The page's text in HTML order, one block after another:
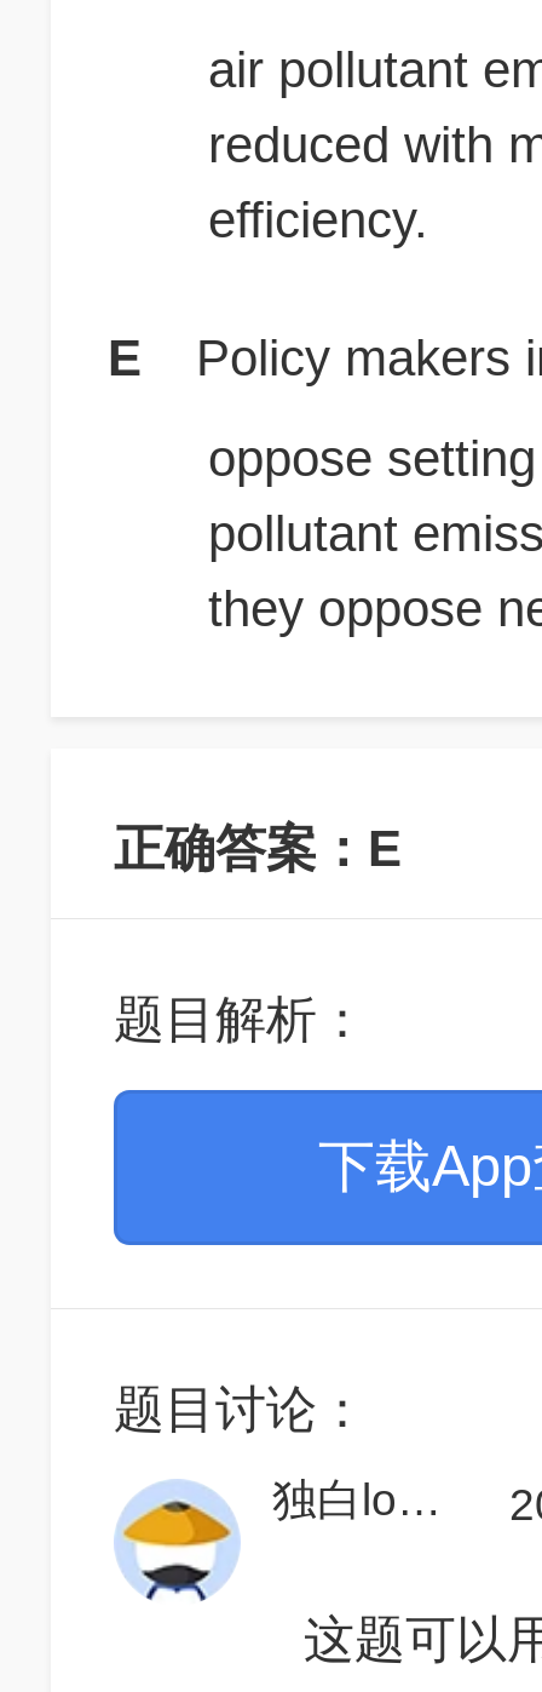
air pollutant
reduced with
efficiency.
E
Policy makers
oppose
pollutant
they oppose
正确答案：E
题目解析：
下载
题目讨论：
独白lonely
这题可以